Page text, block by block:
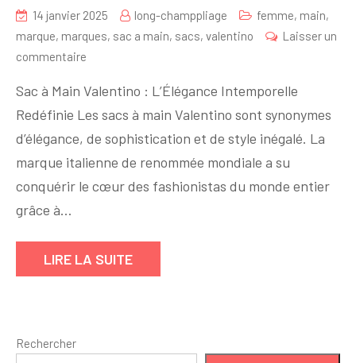
14 janvier 2025 long-champpliage femme, main,
marque, marques, sac a main, sacs, valentino
Laisser un
commentaire
Intemporelle
:
Les
Incontournables
Valentino
Sac à Main Valentino : L’Élégance Intemporelle
Redéfinie Les sacs à main Valentino sont synonymes
d’élégance, de sophistication et de style inégalé. La
marque italienne de renommée mondiale a su
conquérir le cœur des fashionistas du monde entier
grâce à…
LIRE LA SUITE
Rechercher